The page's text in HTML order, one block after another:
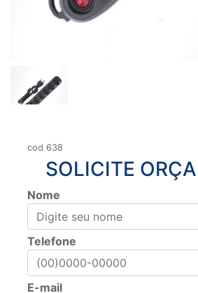
cod 638
SOLICITE
Nome
Telefone
E-mail